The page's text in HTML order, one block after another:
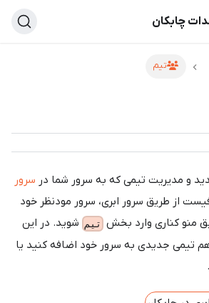
چابکان
تیم
و مدیریت تیمی که به سرور شما در سرور
از طریق سرور ابری، سرور مودنظر خود
منو کناری وارد بخش تیم شوید. در این
تیمی جدیدی به سرور خود اضافه کنید یا